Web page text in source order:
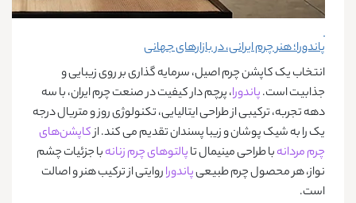
پاندورا؛ هنر چرم ایرانی، در بازارهای جهانی
انتخاب یک کاپشن چرم اصیل، سرمایه ‌گذاری بر روی زیبایی و
جذابیت است.پاندورا، پرچم دار کیفیت در صنعت چرم ایران، با سه
دهه تجربه، ترکیبی از طراحی ایتالیایی، تکنولوژی روز و متریال درجه
یک را به شیک پوشان و زیبا پسندان تقدیم می ‌کند. ازکاپشن‌های
چرم مردانهبا طراحی مینیمال تاپالتوهای چرم زنانهبا جزئیات چشم
نواز، هر محصول چرم طبیعیپاندوراروایتی از ترکیب هنر و اصالت
است.